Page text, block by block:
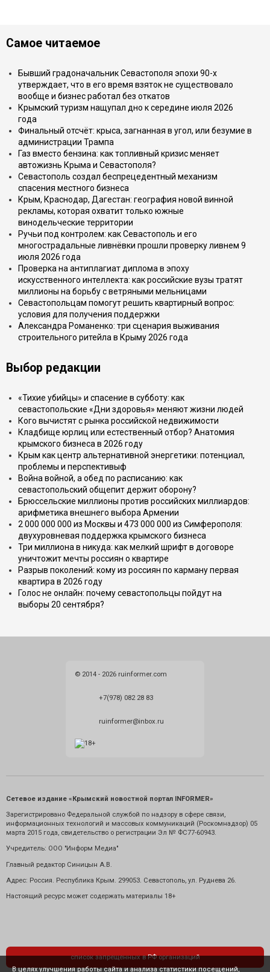
Самое читаемое
Бывший градоначальник Севастополя эпохи 90-х
утверждает, что в его время взяток не существовало
вообще и бизнес работал без откатов
Крымский туризм нащупал дно к середине июля 2026
года
Финальный отсчёт: крыса, загнанная в угол, или безумие в
администрации Трампа
Газ вместо бензина: как топливный кризис меняет
автожизнь Крыма и Севастополя?
Севастополь создал беспрецедентный механизм
спасения местного бизнеса
Крым, Краснодар, Дагестан: география новой винной
рекламы, которая охватит только южные
винодельческие территории
Ручьи под контролем: как Севастополь и его
многострадальные ливнёвки прошли проверку ливнем 9
июля 2026 года
Проверка на антиплагиат диплома в эпоху
искусственного интеллекта: как российские вузы тратят
миллионы на борьбу с ветряными мельницами
Севастопольцам помогут решить квартирный вопрос:
условия для получения поддержки
Александра Романенко: три сценария выживания
строительного ритейла в Крыму 2026 года
Выбор редакции
«Тихие убийцы» и спасение в субботу: как
севастопольские «Дни здоровья» меняют жизни людей
Кого вычистят с рынка российской недвижимости
Кладбище юрлиц или естественный отбор? Анатомия
крымского бизнеса в 2026 году
Крым как центр альтернативной энергетики: потенциал,
проблемы и перспективыф
Война войной, а обед по расписанию: как
севастопольский общепит держит оборону?
Брюссельские миллионы против российских миллиардов:
арифметика внешнего выбора Армении
2 000 000 000 из Москвы и 473 000 000 из Симферополя:
двухуровневая поддержка крымского бизнеса
Три миллиона в никуда: как мелкий шрифт в договоре
уничтожит мечты россиян о квартире
Разрыв поколений: кому из россиян по карману первая
квартира в 2026 году
Голос не онлайн: почему севастопольцы пойдут на
выборы 20 сентября?
© 2014 - 2026 ruinformer.com
+7(978) 082 28 83
ruinformer@inbox.ru
Сетевое издание «Крымский новостной портал INFORMER»
Зарегистрировано Федеральной службой по надзору в сфере связи,
информационных технологий и массовых коммуникаций (Роскомнадзор) 05
марта 2015 года, свидетельство о регистрации Эл № ФС77-60943.
Учредитель: ООО "Информ Медиа"
Главный редактор Синицын А.В.
Адрес: Россия. Республика Крым. 299053. Севастополь, ул. Руднева 26.
Настоящий ресурс может содержать материалы 18+
список запрещенных в РФ организаций
В целях улучшения работы сайта и анализа статистики посещений,